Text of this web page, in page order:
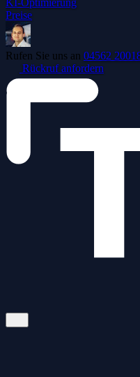
KI-Optimierung
Preise
Rufen Sie uns an 04562
Rückruf anfordern